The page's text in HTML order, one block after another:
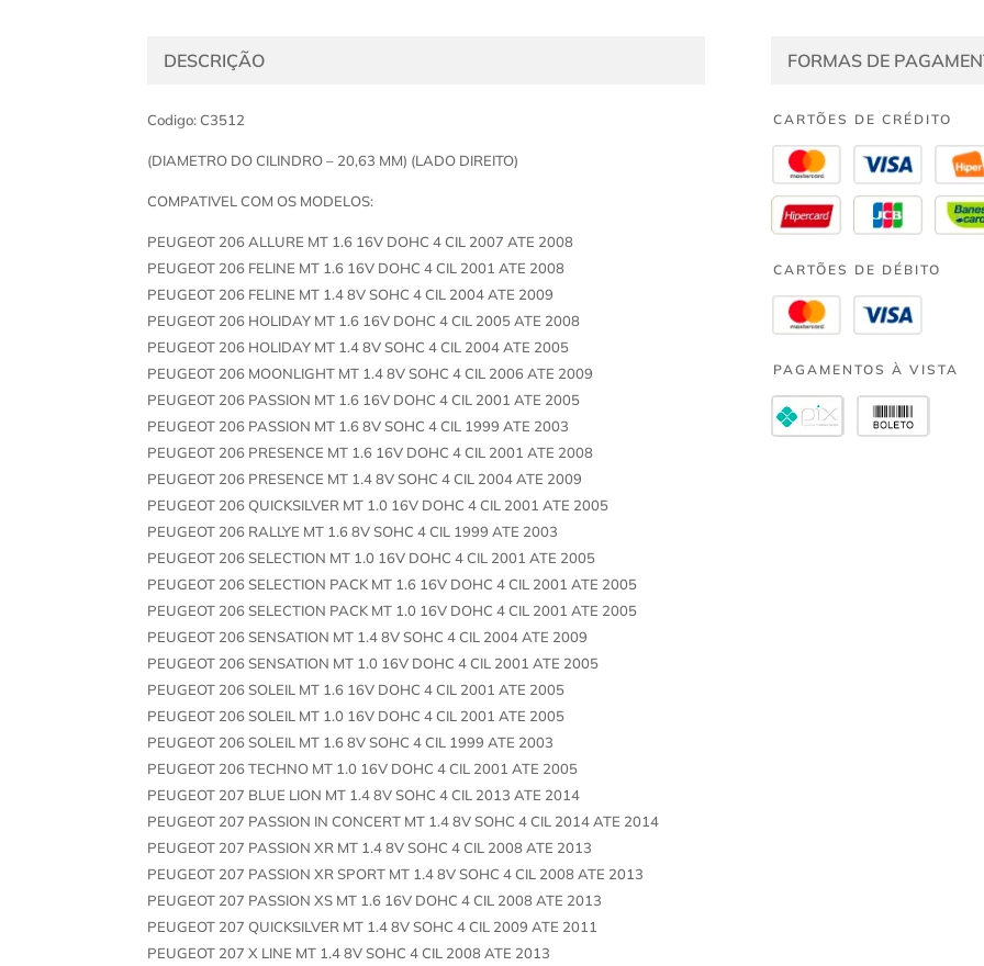
DESCRIÇÃO
Codigo: C3512
(DIAMETRO DO CILINDRO – 20,63 MM) (LADO DIREITO)
COMPATIVEL COM OS MODELOS:
PEUGEOT 206 ALLURE MT 1.6 16V DOHC 4 CIL 2007 ATE 2008
PEUGEOT 206 FELINE MT 1.6 16V DOHC 4 CIL 2001 ATE 2008
PEUGEOT 206 FELINE MT 1.4 8V SOHC 4 CIL 2004 ATE 2009
PEUGEOT 206 HOLIDAY MT 1.6 16V DOHC 4 CIL 2005 ATE 2008
PEUGEOT 206 HOLIDAY MT 1.4 8V SOHC 4 CIL 2004 ATE 2005
PEUGEOT 206 MOONLIGHT MT 1.4 8V SOHC 4 CIL 2006 ATE 2009
PEUGEOT 206 PASSION MT 1.6 16V DOHC 4 CIL 2001 ATE 2005
PEUGEOT 206 PASSION MT 1.6 8V SOHC 4 CIL 1999 ATE 2003
PEUGEOT 206 PRESENCE MT 1.6 16V DOHC 4 CIL 2001 ATE 2008
PEUGEOT 206 PRESENCE MT 1.4 8V SOHC 4 CIL 2004 ATE 2009
PEUGEOT 206 QUICKSILVER MT 1.0 16V DOHC 4 CIL 2001 ATE 2005
PEUGEOT 206 RALLYE MT 1.6 8V SOHC 4 CIL 1999 ATE 2003
PEUGEOT 206 SELECTION MT 1.0 16V DOHC 4 CIL 2001 ATE 2005
PEUGEOT 206 SELECTION PACK MT 1.6 16V DOHC 4 CIL 2001 ATE 2005
PEUGEOT 206 SELECTION PACK MT 1.0 16V DOHC 4 CIL 2001 ATE 2005
PEUGEOT 206 SENSATION MT 1.4 8V SOHC 4 CIL 2004 ATE 2009
PEUGEOT 206 SENSATION MT 1.0 16V DOHC 4 CIL 2001 ATE 2005
PEUGEOT 206 SOLEIL MT 1.6 16V DOHC 4 CIL 2001 ATE 2005
PEUGEOT 206 SOLEIL MT 1.0 16V DOHC 4 CIL 2001 ATE 2005
PEUGEOT 206 SOLEIL MT 1.6 8V SOHC 4 CIL 1999 ATE 2003
PEUGEOT 206 TECHNO MT 1.0 16V DOHC 4 CIL 2001 ATE 2005
PEUGEOT 207 BLUE LION MT 1.4 8V SOHC 4 CIL 2013 ATE 2014
PEUGEOT 207 PASSION IN CONCERT MT 1.4 8V SOHC 4 CIL 2014 ATE 2014
PEUGEOT 207 PASSION XR MT 1.4 8V SOHC 4 CIL 2008 ATE 2013
PEUGEOT 207 PASSION XR SPORT MT 1.4 8V SOHC 4 CIL 2008 ATE 2013
PEUGEOT 207 PASSION XS MT 1.6 16V DOHC 4 CIL 2008 ATE 2013
PEUGEOT 207 QUICKSILVER MT 1.4 8V SOHC 4 CIL 2009 ATE 2011
PEUGEOT 207 X LINE MT 1.4 8V SOHC 4 CIL 2008 ATE 2013
FORMAS DE
CARTÕES DE CRÉDITO
CARTÕES DE DÉBITO
PAGAMENTOS À VISTA